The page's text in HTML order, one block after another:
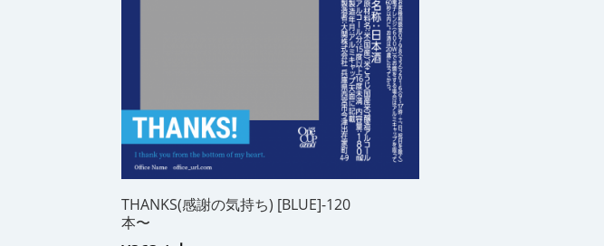
THANKS(感謝の気持ち) [BLUE]-120
本〜